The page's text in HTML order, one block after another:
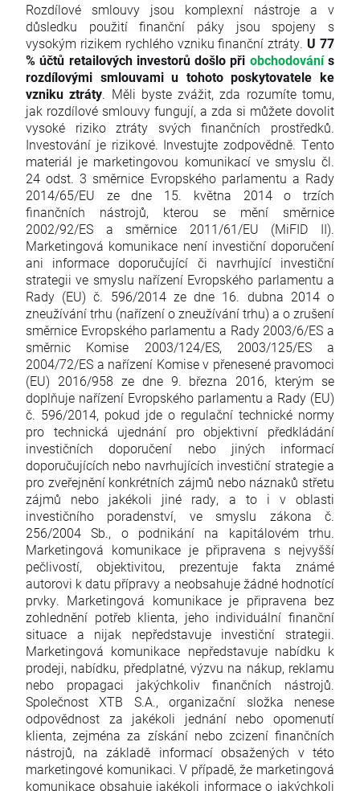
Rozdílové smlouvy jsou komplexní nástroje a v
důsledku použití finanční páky jsou spojeny s
vysokým rizikem rychlého vzniku finanční ztráty. U 77
% účtů retailových investorů došlo při obchodovánís
rozdílovými smlouvami u tohoto poskytovatele ke
vzniku ztráty. Měli byste zvážit, zda rozumíte tomu,
jak rozdílové smlouvy fungují, a zda si můžete dovolit
vysoké riziko ztráty svých finančních prostředků.
Investování je rizikové. Investujte zodpovědně. Tento
materiál je marketingovou komunikací ve smyslu čl.
24 odst. 3 směrnice Evropského parlamentu a Rady
2014/65/EU ze dne 15. května 2014 o trzích
finančních nástrojů, kterou se mění směrnice
2002/92/ES a směrnice 2011/61/EU (MiFID II).
Marketingová komunikace není investiční doporučení
ani informace doporučující či navrhující investiční
strategii ve smyslu nařízení Evropského parlamentu a
Rady (EU) č. 596/2014 ze dne 16. dubna 2014 o
zneužívání trhu (nařízení o zneužívání trhu) a o zrušení
směrnice Evropského parlamentu a Rady 2003/6/ES a
směrnic Komise 2003/124/ES, 2003/125/ES a
2004/72/ES a nařízení Komise v přenesené pravomoci
(EU) 2016/958 ze dne 9. března 2016, kterým se
doplňuje nařízení Evropského parlamentu a Rady (EU)
č. 596/2014, pokud jde o regulační technické normy
pro technická ujednání pro objektivní předkládání
investičních doporučení nebo jiných informací
doporučujících nebo navrhujících investiční strategie a
pro zveřejnění konkrétních zájmů nebo náznaků střetu
zájmů nebo jakékoli jiné rady, a to i v oblasti
investičního poradenství, ve smyslu zákona č.
256/2004 Sb., o podnikání na kapitálovém trhu.
Marketingová komunikace je připravena s nejvyšší
pečlivostí, objektivitou, prezentuje fakta známé
autorovi k datu přípravy a neobsahuje žádné hodnotící
prvky. Marketingová komunikace je připravena bez
zohlednění potřeb klienta, jeho individuální finanční
situace a nijak nepředstavuje investiční strategii.
Marketingová komunikace nepředstavuje nabídku k
prodeji, nabídku, předplatné, výzvu na nákup, reklamu
nebo propagaci jakýchkoliv finančních nástrojů.
Společnost XTB S.A., organizační složka nenese
odpovědnost za jakékoli jednání nebo opomenutí
klienta, zejména za získání nebo zcizení finančních
nástrojů, na základě informací obsažených v této
marketingové komunikaci. V případě, že marketingová
komunikace obsahuje jakékoli informace o jakýchkoli